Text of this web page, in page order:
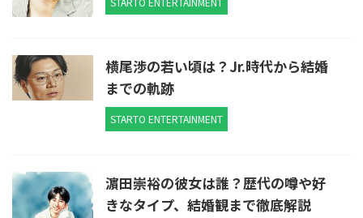
横尾渉の若い頃は？Jr.時代から結婚
までの軌跡
STARTO ENTERTAINMENT
濵田崇裕の彼女は誰？歴代の噂や好
きなタイプ、結婚観まで徹底解説